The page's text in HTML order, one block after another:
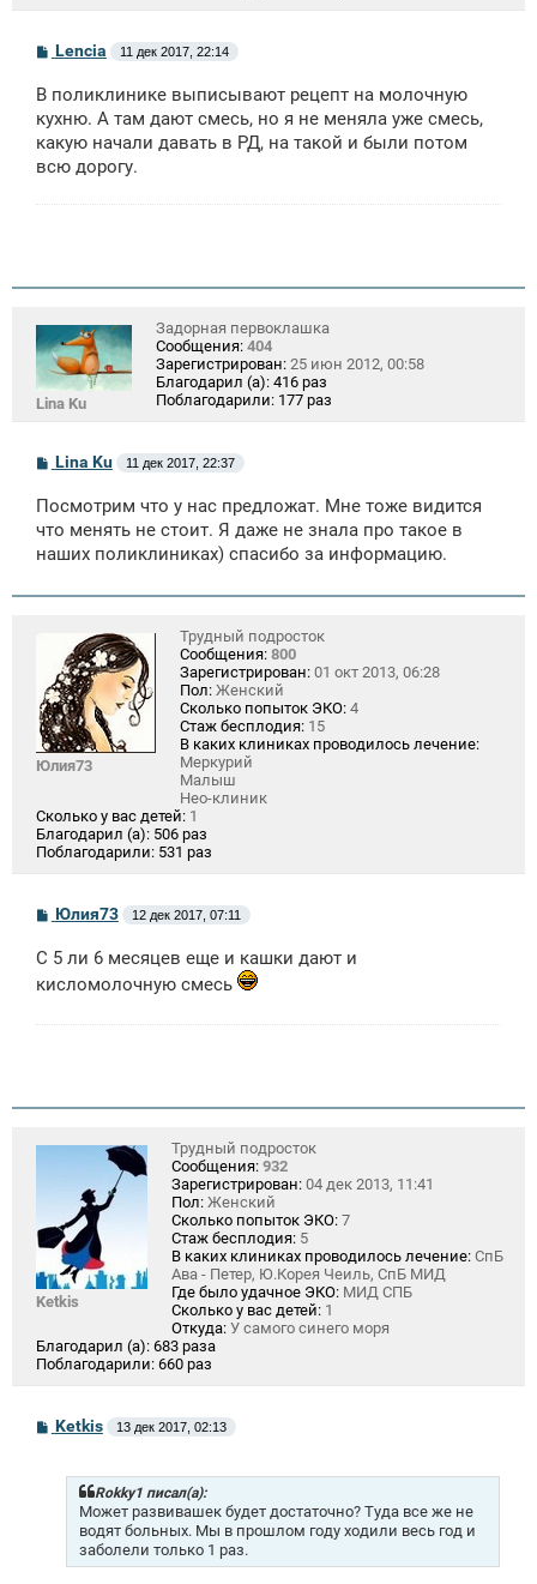
С
б
щ
е
н
и
Lencia 11 дек 2017, 22:14
В поликлинике выписывают рецепт на молочную
кухню. А там дают смесь, но я не меняла уже смесь,
какую начали давать в РД, на такой и были потом
всю дорогу.
Lina Ku
Задорная первоклашка
Сообщения: 404
Зарегистрирован: 25 июн 2012, 00:58
Благодарил (а): 416 раз
Поблагодарили: 177 раз
С
б
щ
н
е
Lina Ku 11 дек 2017, 22:37
Посмотрим что у нас предложат. Мне тоже видится
что менять не стоит. Я даже не знала про такое в
наших поликлиниках) спасибо за информацию.
Юлия73
Трудный подросток
Сообщения: 800
Зарегистрирован: 01 окт 2013, 06:28
Пол: Женский
Сколько попыток ЭКО: 4
Стаж бесплодия: 15
В каких клиниках проводилось лечение:
Меркурий
Малыш
Нео-клиник
Сколько у вас детей: 1
Благодарил (а): 506 раз
Поблагодарили: 531 раз
С
б
щ
е
Юлия73 12 дек 2017, 07:11
С 5 ли 6 месяцев еще и кашки дают и
кисломолочную смесь
Ketkis
Трудный подросток
Сообщения: 932
Зарегистрирован: 04 дек 2013, 11:41
Пол: Женский
Сколько попыток ЭКО: 7
Стаж бесплодия: 5
В каких клиниках проводилось лечение: СпБ
Ава - Петер, Ю.Корея Чеиль, СпБ МИД
Где было удачное ЭКО: МИД СПБ
Сколько у вас детей: 1
Откуда: У самого синего моря
Благодарил (а): 683 раза
Поблагодарили: 660 раз
СKetkis 13 дек 2017, 02:13
Rokky1 писал(а):
Может развивашек будет достаточно? Туда все же не
водят больных. Мы в прошлом году ходили весь год и
заболели только 1 раз.